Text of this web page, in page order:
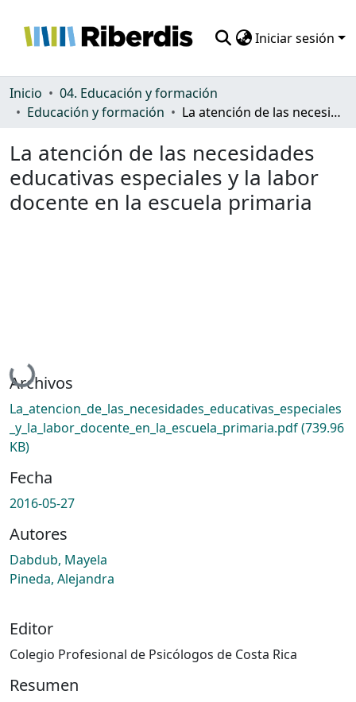
Iniciar sesión
Comunidades
Estadísticas
Inicio
04. Educación y formación
Educación y formación
La atención de las necesidades educativas especiales y la labor docente en la escuela primaria
La atención de las necesidades
educativas especiales y la labor
docente en la escuela primaria
Cargando...
Archivos
La_atencion_de_las_necesidades_educativas_especiales
_y_la_labor_docente_en_la_escuela_primaria.pdf(739.96
KB)
Fecha
2016-05-27
Autores
Dabdub, Mayela
Pineda, Alejandra
Editor
Colegio Profesional de Psicólogos de Costa Rica
Resumen